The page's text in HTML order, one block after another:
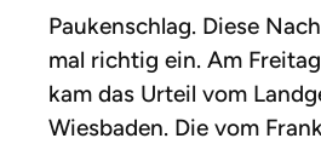
Paukenschlag. Diese
mal richtig ein. Am
kam das Urteil vom
Wiesbaden. Die vom